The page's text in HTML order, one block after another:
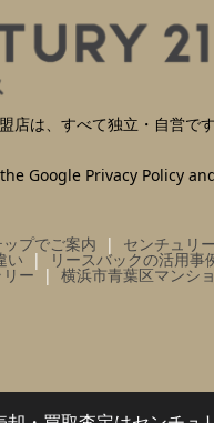
店は、すべて独立・自営です
Google Privacy Policy
プでご案内 センチュリ
い リースバックの活用事
ー 横浜市青葉区マンシ